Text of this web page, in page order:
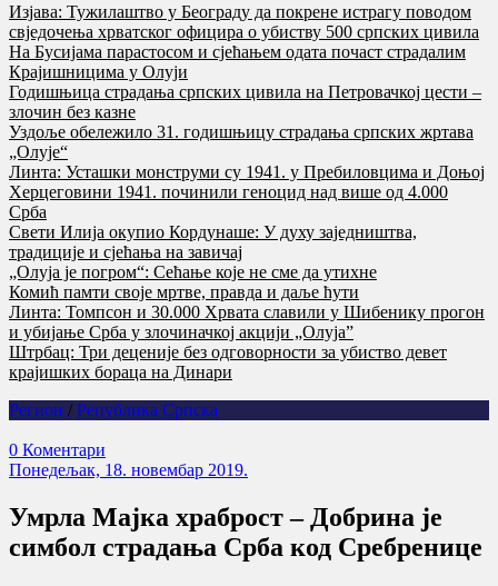
Изјава: Тужилаштво у Београду да покрене истрагу поводом
свједочења хрватског официра о убиству 500 српских цивила
На Бусијама парастосом и сјећањем одата почаст страдалим
Крајишницима у Олуји
Годишњица страдања српских цивила на Петровачкој цести –
злочин без казне
Уздоље обележило 31. годишњицу страдања српских жртава
„Олује“
Линта: Усташки монструми су 1941. у Пребиловцима и Доњој
Херцеговини 1941. починили геноцид над више од 4.000
Срба
Свети Илија окупио Кордунаше: У духу заједништва,
традиције и сјећања на завичај
„Олуја је погром“: Сећање које не сме да утихне
Комић памти своје мртве, правда и даље ћути
Линта: Томпсон и 30.000 Хрвата славили у Шибенику прогон
и убијање Срба у злочиначкој акцији „Олуја”
Штрбац: Три деценије без одговорности за убиство девет
крајишких бораца на Динари
Регион / Република Српска
0 Коментари
Понедељак, 18. новембар 2019.
Умрла Мајка храброст – Добрина је
симбол страдања Срба код Сребренице